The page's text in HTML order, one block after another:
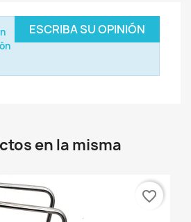
ESCRIBA SU OPINIÓN
en la misma
favorite_border